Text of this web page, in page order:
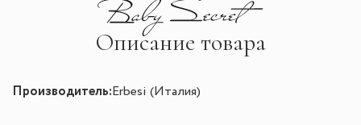
Описание товара
Производитель: Erbesi (Италия)